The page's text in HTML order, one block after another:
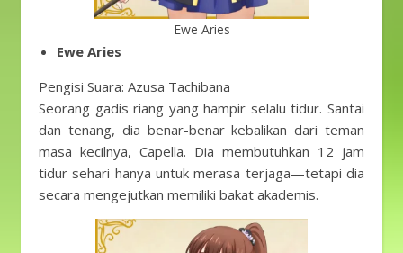
Ewe Aries
Ewe Aries
Pengisi Suara: Azusa Tachibana
Seorang gadis riang yang hampir selalu tidur. Santai
dan tenang, dia benar-benar kebalikan dari teman
masa kecilnya, Capella. Dia membutuhkan 12 jam
tidur sehari hanya untuk merasa terjaga—tetapi dia
secara mengejutkan memiliki bakat akademis.